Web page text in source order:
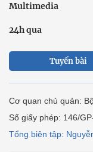
Multimedia
24h qua
Tuyến bài
Cơ quan chủ quản:
Số giấy phép: 146/
Tổng biên tập: